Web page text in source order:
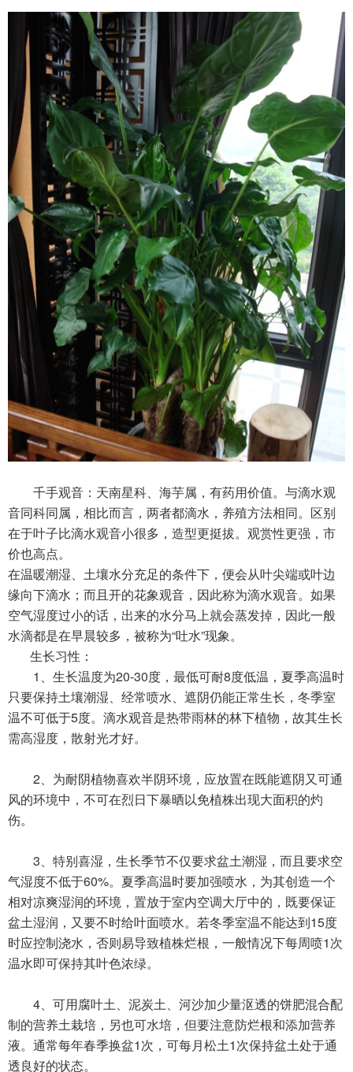
千手观音：天南星科、海芋属，有药用价值。与滴水观
音同科同属，相比而言，两者都滴水，养殖方法相同。区别
在于叶子比滴水观音小很多，造型更挺拔。观赏性更强，市
价也高点。
在温暖潮湿、土壤水分充足的条件下，便会从叶尖端或叶边
缘向下滴水；而且开的花象观音，因此称为滴水观音。如果
空气湿度过小的话，出来的水分马上就会蒸发掉，因此一般
水滴都是在早晨较多，被称为“吐水”现象。
生长习性：
1、生长温度为20-30度，最低可耐8度低温，夏季高温时
只要保持土壤潮湿、经常喷水、遮阴仍能正常生长，冬季室
温不可低于5度。滴水观音是热带雨林的林下植物，故其生长
需高湿度，散射光才好。
2、为耐阴植物喜欢半阴环境，应放置在既能遮阴又可通
风的环境中，不可在烈日下暴晒以免植株出现大面积的灼
伤。
3、特别喜湿，生长季节不仅要求盆土潮湿，而且要求空
气湿度不低于60%。夏季高温时要加强喷水，为其创造一个
相对凉爽湿润的环境，置放于室内空调大厅中的，既要保证
盆土湿润，又要不时给叶面喷水。若冬季室温不能达到15度
时应控制浇水，否则易导致植株烂根，一般情况下每周喷1次
温水即可保持其叶色浓绿。
4、可用腐叶土、泥炭土、河沙加少量沤透的饼肥混合配
制的营养土栽培，另也可水培，但要注意防烂根和添加营养
液。通常每年春季换盆1次，可每月松土1次保持盆土处于通
透良好的状态。